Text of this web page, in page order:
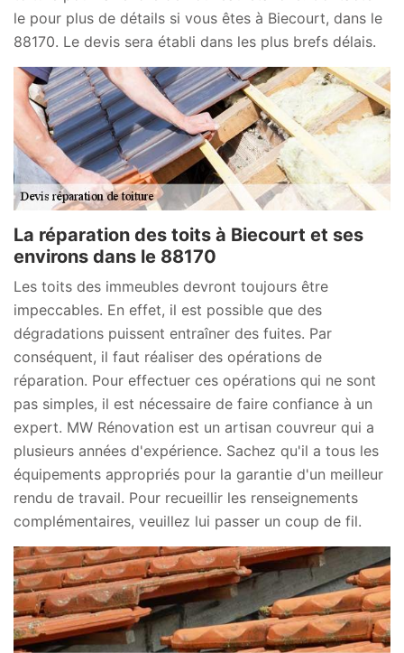
le pour plus de détails si vous êtes à Biecourt, dans le
88170. Le devis sera établi dans les plus brefs délais.
La réparation des toits à Biecourt et ses
environs dans le 88170
Les toits des immeubles devront toujours être
impeccables. En effet, il est possible que des
dégradations puissent entraîner des fuites. Par
conséquent, il faut réaliser des opérations de
réparation. Pour effectuer ces opérations qui ne sont
pas simples, il est nécessaire de faire confiance à un
expert. MW Rénovation est un artisan couvreur qui a
plusieurs années d'expérience. Sachez qu'il a tous les
équipements appropriés pour la garantie d'un meilleur
rendu de travail. Pour recueillir les renseignements
complémentaires, veuillez lui passer un coup de fil.